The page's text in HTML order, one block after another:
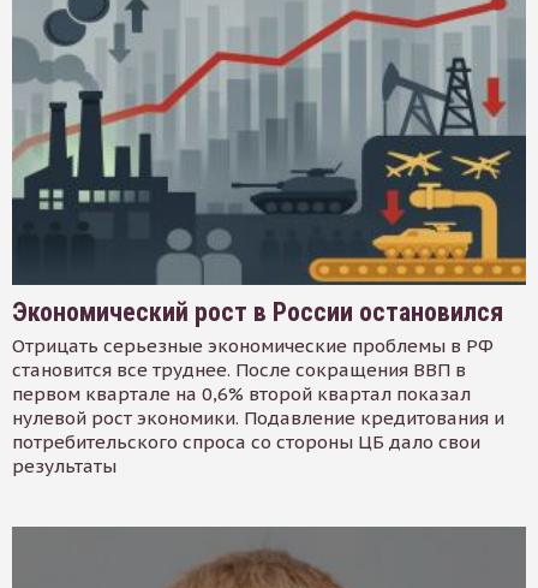
Экономический рост в России остановился
Отрицать серьезные экономические проблемы в РФ
становится все труднее. После сокращения ВВП в
первом квартале на 0,6% второй квартал показал
нулевой рост экономики. Подавление кредитования и
потребительского спроса со стороны ЦБ дало свои
результаты